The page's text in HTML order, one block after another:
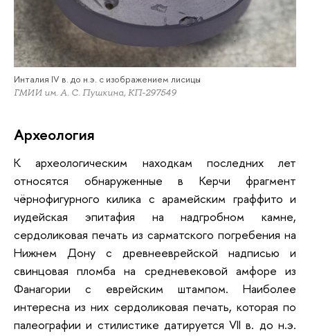
Инталия IV в. до н.э. с изображением лисицы
ГМИИ им. А. С. Пушкина, КП-297549
Археология
К археологическим находкам последних лет
относятся обнаруженные в Керчи фрагмент
чёрнофигурного килика с арамейским граффито и
иудейская эпитафия на надгробном камне,
сердоликовая печать из сарматского погребения на
Нижнем Дону с древнееврейской надписью и
свинцовая пломба на средневековой амфоре из
Фанагории с еврейским штампом. Наиболее
интересна из них сердоликовая печать, которая по
палеографии и стилистике датируется VII в. до н.э.